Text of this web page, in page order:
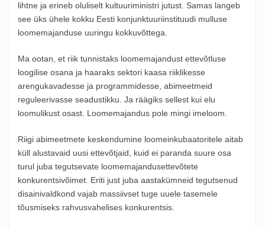
lihtne ja erineb oluliselt kultuuriministri jutust. Samas langeb
see üks ühele kokku Eesti konjunktuuriinstituudi mulluse
loomemajanduse uuringu kokkuvõttega.
Ma ootan, et riik tunnistaks loomemajandust ettevõtluse
loogilise osana ja haaraks sektori kaasa riiklikesse
arengukavadesse ja programmidesse, abimeetmeid
reguleerivasse seadustikku. Ja räägiks sellest kui elu
loomulikust osast. Loomemajandus pole mingi imeloom.
Riigi abimeetmete keskendumine loomeinkubaatoritele aitab
küll alustavaid uusi ettevõtjaid, kuid ei paranda suure osa
turul juba tegutsevate loomemajandusettevõtete
konkurentsivõimet. Eriti just juba aastakümneid tegutsenud
disainivaldkond vajab massiivset tuge uuele tasemele
tõusmiseks rahvusvahelises konkurentsis.